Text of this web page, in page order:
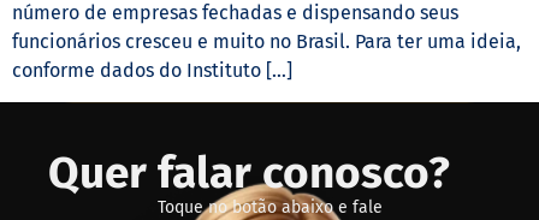
número de empresas fechadas e dispensando seus
funcionários cresceu e muito no Brasil. Para ter uma ideia,
conforme dados do Instituto […]
Quer falar conosco?
Toque no botão abaixo e fale